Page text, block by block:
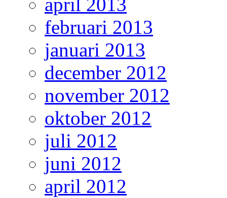
april 2013
februari 2013
januari 2013
december 2012
november 2012
oktober 2012
juli 2012
juni 2012
april 2012